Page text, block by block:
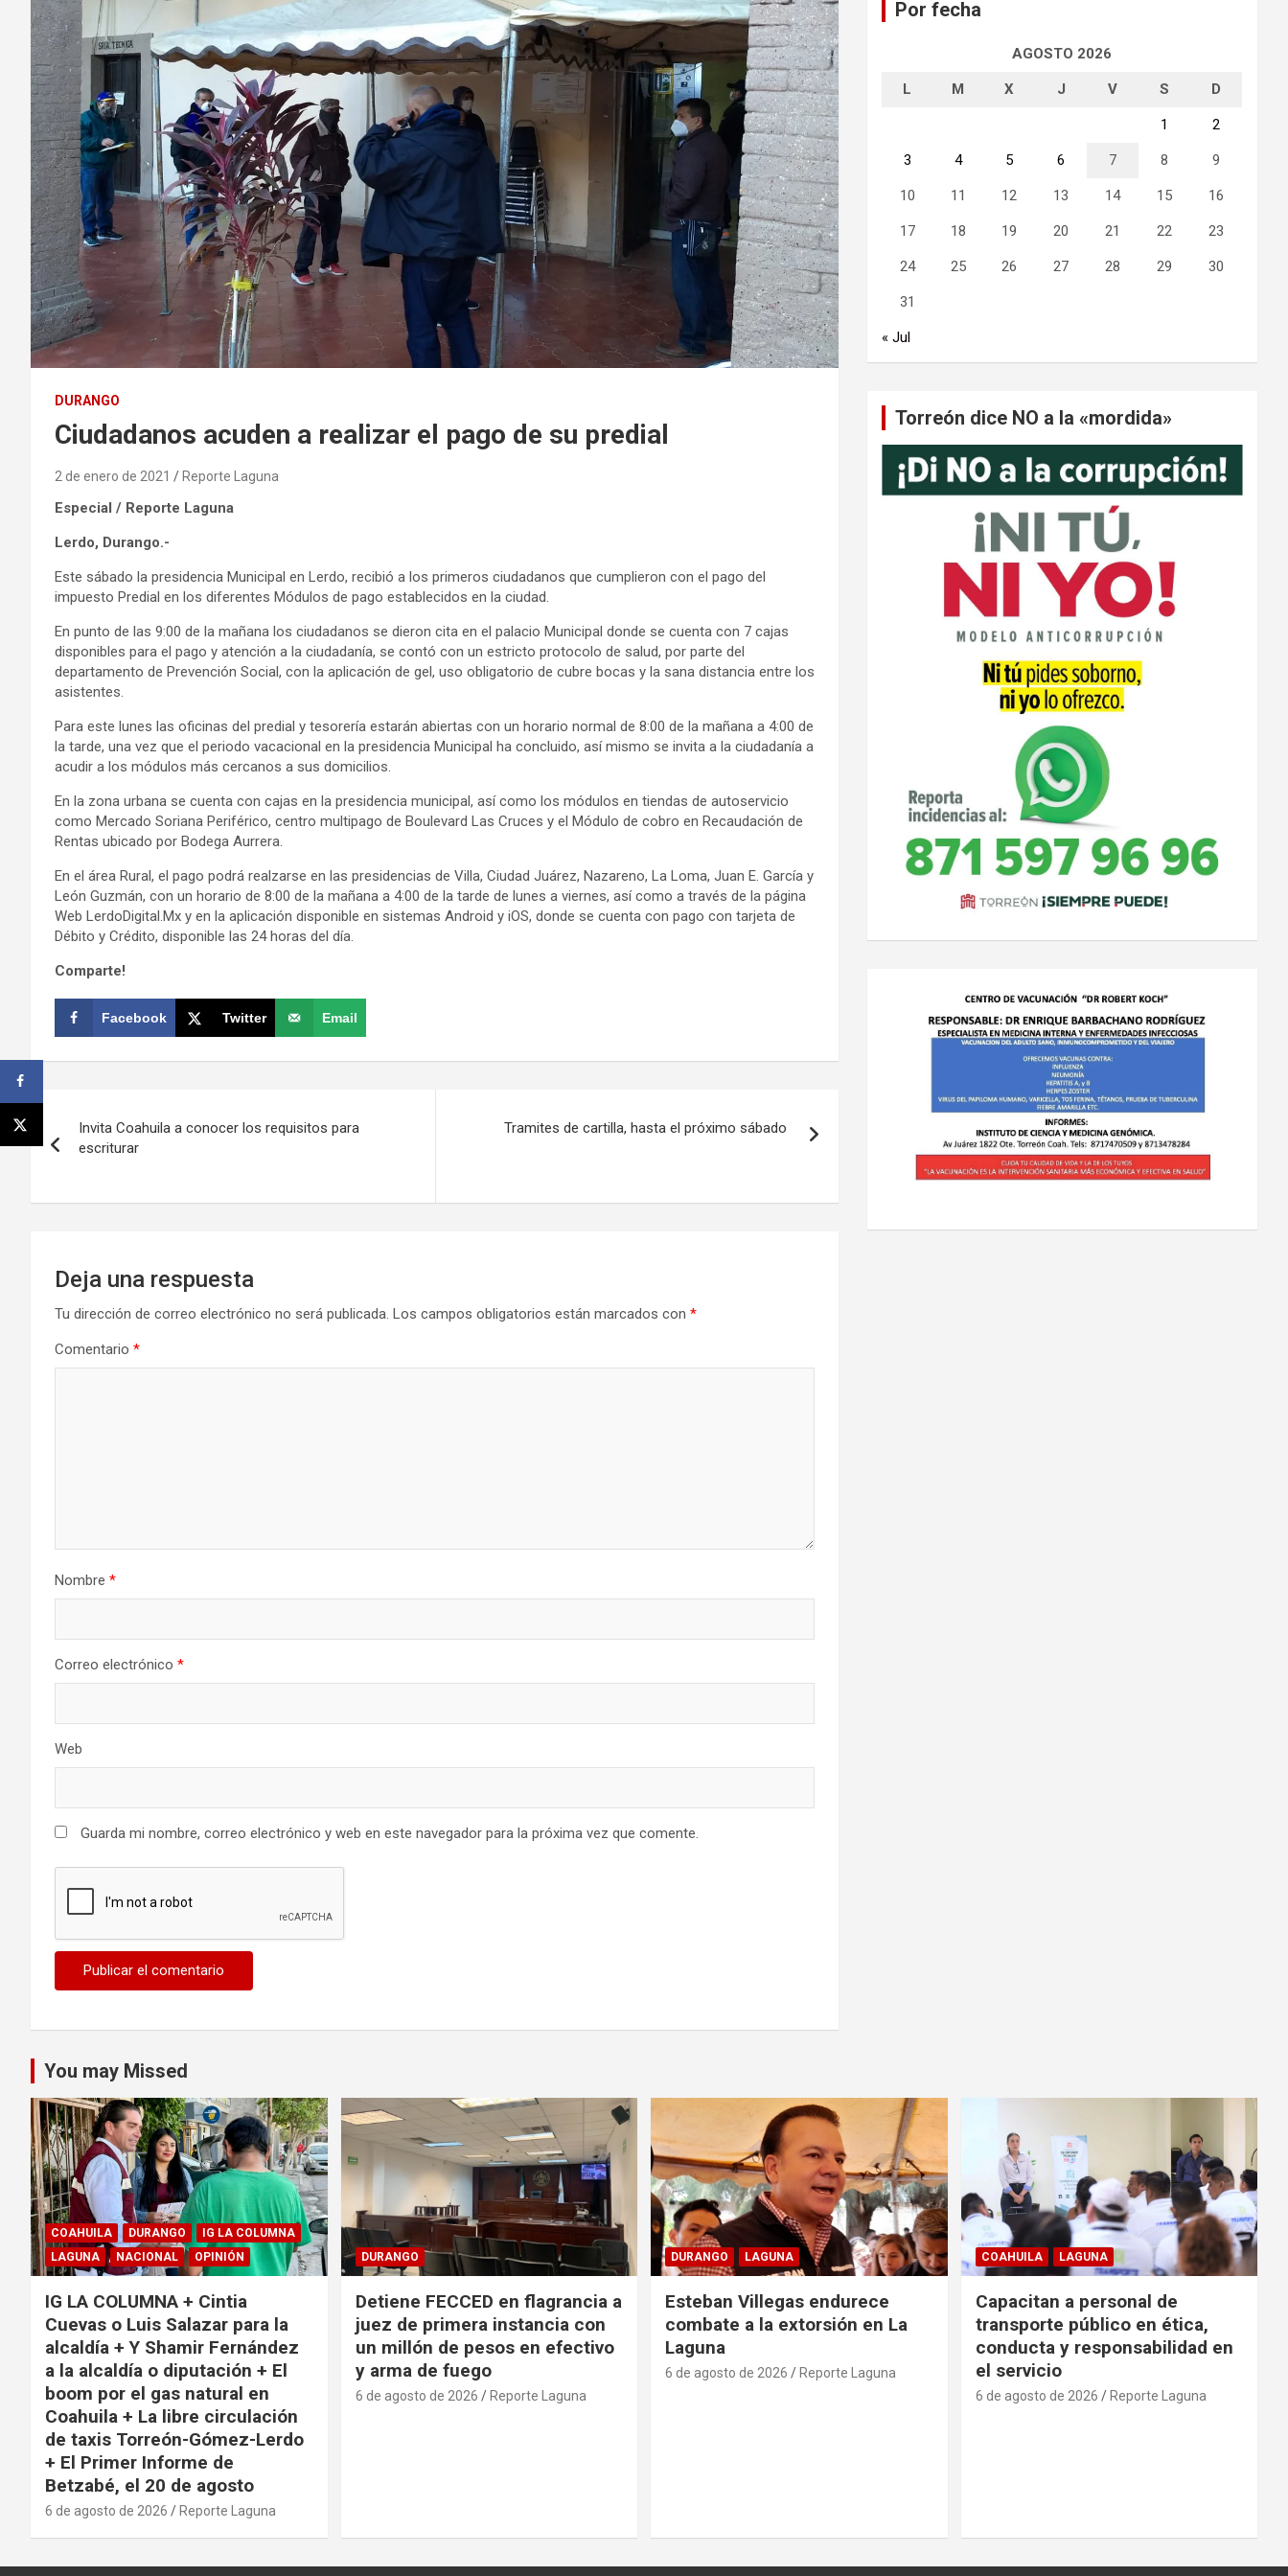
DURANGO
Ciudadanos acuden a realizar el pago de su predial
2 de enero de 2021 Reporte Laguna
Especial / Reporte Laguna
Lerdo, Durango.-
Este sábado la presidencia Municipal en Lerdo, recibió a los primeros ciudadanos que cumplieron con el pago del
impuesto Predial en los diferentes Módulos de pago establecidos en la ciudad.
En punto de las 9:00 de la mañana los ciudadanos se dieron cita en el palacio Municipal donde se cuenta con 7 cajas
disponibles para el pago y atención a la ciudadanía, se contó con un estricto protocolo de salud, por parte del
departamento de Prevención Social, con la aplicación de gel, uso obligatorio de cubre bocas y la sana distancia entre los
asistentes.
Para este lunes las oficinas del predial y tesorería estarán abiertas con un horario normal de 8:00 de la mañana a 4:00 de
la tarde, una vez que el periodo vacacional en la presidencia Municipal ha concluido, así mismo se invita a la ciudadanía a
acudir a los módulos más cercanos a sus domicilios.
En la zona urbana se cuenta con cajas en la presidencia municipal, así como los módulos en tiendas de autoservicio
como Mercado Soriana Periférico, centro multipago de Boulevard Las Cruces y el Módulo de cobro en Recaudación de
Rentas ubicado por Bodega Aurrera.
En el área Rural, el pago podrá realzarse en las presidencias de Villa, Ciudad Juárez, Nazareno, La Loma, Juan E. García y
León Guzmán, con un horario de 8:00 de la mañana a 4:00 de la tarde de lunes a viernes, así como a través de la página
Web LerdoDigital.Mx y en la aplicación disponible en sistemas Android y iOS, donde se cuenta con pago con tarjeta de
Débito y Crédito, disponible las 24 horas del día.
Comparte!
Facebook Twitter Email
Navegación
de
Invita Coahuila a conocer los requisitos para
escriturar
Tramites de cartilla, hasta el próximo sábado
Deja una respuesta
Tu dirección de correo electrónico no será publicada. Los campos obligatorios están marcados con *
Comentario *
Nombre *
Correo electrónico *
Web
Guarda mi nombre, correo electrónico y web en este navegador para la próxima vez que comente.
Por fecha
AGOSTO 2026
L M X J V S D
1 2
3 4 5 6 7 8 9
10 11 12 13 14 15 16
17 18 19 20 21 22 23
24 25 26 27 28 29 30
31
« Jul
Torreón dice NO a la «mordida»
You may Missed
COAHUILA DURANGO
IG LA COLUMNA
LAGUNA
NACIONAL OPINIÓN
IG LA COLUMNA + Cintia
Cuevas o Luis Salazar para la
alcaldía + Y Shamir Fernández
a la alcaldía o diputación + El
boom por el gas natural en
Coahuila + La libre circulación
de taxis Torreón-Gómez-Lerdo
+ El Primer Informe de
Betzabé, el 20 de agosto
6 de agosto de 2026 Reporte Laguna
DURANGO
Detiene FECCED en flagrancia a
juez de primera instancia con
un millón de pesos en efectivo
y arma de fuego
6 de agosto de 2026 Reporte Laguna
DURANGO LAGUNA
Esteban Villegas endurece
combate a la extorsión en La
Laguna
6 de agosto de 2026 Reporte Laguna
COAHUILA LAGUNA
Capacitan a personal de
transporte público en ética,
conducta y responsabilidad en
el servicio
6 de agosto de 2026 Reporte Laguna